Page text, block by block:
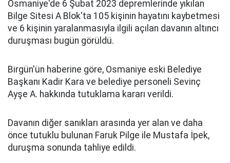
Osmaniye'de 6 Şubat 2023 depremlerinde yıkılan
Bilge Sitesi A Blok'ta 105 kişinin hayatını kaybetmesi
ve 6 kişinin yaralanmasıyla ilgili açılan davanın altıncı
duruşması bugün görüldü.
Birgün'ün haberine göre, Osmaniye eski Belediye
Başkanı Kadir Kara ve belediye personeli Sevinç
Ayşe A. hakkında tutuklama kararı verildi.
Davanın diğer sanıkları arasında yer alan ve daha
önce tutuklu bulunan Faruk Pilge ile Mustafa İpek,
duruşma sonunda tahliye edildi.